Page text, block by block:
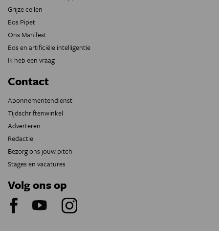
Grijze cellen
Eos Pipet
Ons Manifest
Eos en artificiële intelligentie
Ik heb een vraag
Contact
Abonnementendienst
Tijdschriftenwinkel
Adverteren
Redactie
Bezorg ons jouw pitch
Stages en vacatures
Volg ons op